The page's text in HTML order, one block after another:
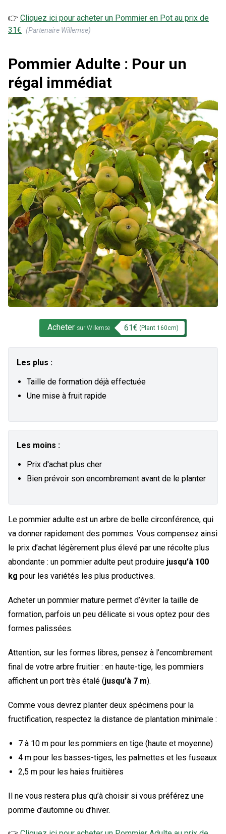
👉 Cliquez ici pour acheter un Pommier en Pot au prix de
31€ (Partenaire Willemse)
Pommier Adulte : Pour un
régal immédiat
Acheter sur Willemse 61€ (Plant 160cm)
Les plus :
Taille de formation déjà effectuée
Une mise à fruit rapide
Les moins :
Prix d'achat plus cher
Bien prévoir son encombrement avant de le planter
Le pommier adulte est un arbre de belle circonférence, qui
va donner rapidement des pommes. Vous compensez ainsi
le prix d’achat légèrement plus élevé par une récolte plus
abondante : un pommier adulte peut produire jusqu’à 100
kg pour les variétés les plus productives.
Acheter un pommier mature permet d’éviter la taille de
formation, parfois un peu délicate si vous optez pour des
formes palissées.
Attention, sur les formes libres, pensez à l’encombrement
final de votre arbre fruitier : en haute-tige, les pommiers
affichent un port très étalé (jusqu’à 7 m).
Comme vous devrez planter deux spécimens pour la
fructification, respectez la distance de plantation minimale :
7 à 10 m pour les pommiers en tige (haute et moyenne)
4 m pour les basses-tiges, les palmettes et les fuseaux
2,5 m pour les haies fruitières
Il ne vous restera plus qu’à choisir si vous préférez une
pomme d’automne ou d’hiver.